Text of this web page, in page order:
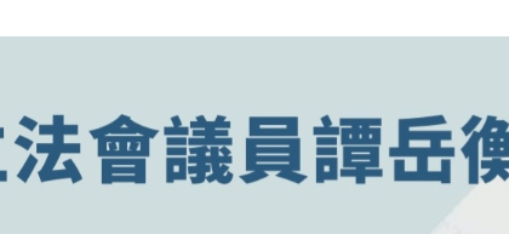
證文儒沉香從傳統邁向現代
瓊考察
18億元
萬億 利潤總額近936億